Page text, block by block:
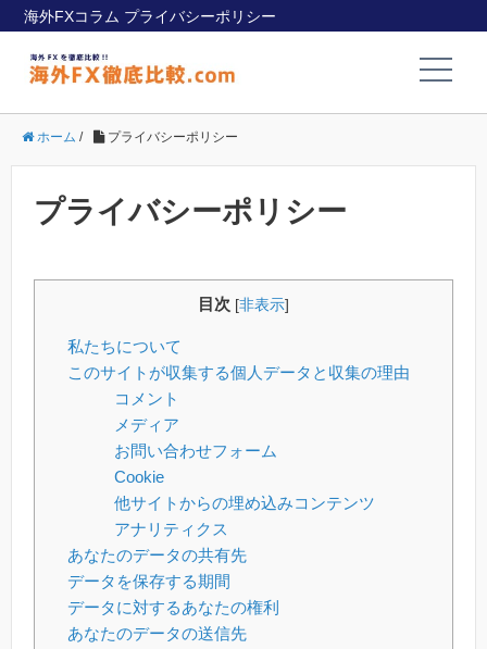
海外FXコラム プライバシーポリシー
ホーム / プライバシーポリシー
プライバシーポリシー
目次 [非表示]
私たちについて
このサイトが収集する個人データと収集の理由
コメント
メディア
お問い合わせフォーム
Cookie
他サイトからの埋め込みコンテンツ
アナリティクス
あなたのデータの共有先
データを保存する期間
データに対するあなたの権利
あなたのデータの送信先